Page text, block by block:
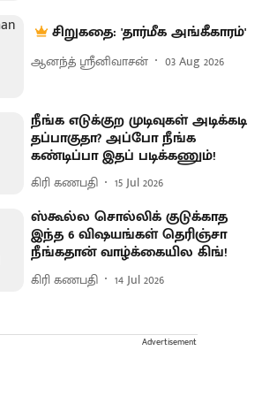
சிறுகதை: 'தார்மீக அங்கீகாரம்'
ஆனந்த் ஸ்ரீனிவாசன் 03 Aug 2026
நீங்க எடுக்குற முடிவுகள் அடிக்கடி
தப்பாகுதா? அப்போ நீங்க
கண்டிப்பா இதப் படிக்கணும்!
கிரி கணபதி 15 Jul 2026
ஸ்கூல்ல சொல்லிக் குடுக்காத
இந்த 6 விஷயங்கள் தெரிஞ்சா
நீங்கதான் வாழ்க்கையில கிங்!
கிரி கணபதி 14 Jul 2026
Advertisement